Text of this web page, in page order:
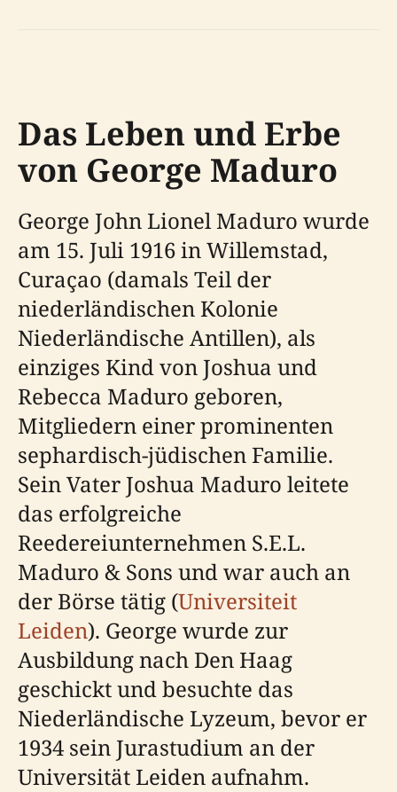
Das Leben und Erbe
von George Maduro
George John Lionel Maduro wurde
am 15. Juli 1916 in Willemstad,
Curaçao (damals Teil der
niederländischen Kolonie
Niederländische Antillen), als
einziges Kind von Joshua und
Rebecca Maduro geboren,
Mitgliedern einer prominenten
sephardisch-jüdischen Familie.
Sein Vater Joshua Maduro leitete
das erfolgreiche
Reedereiunternehmen S.E.L.
Maduro & Sons und war auch an
der Börse tätig (Universiteit
Leiden). George wurde zur
Ausbildung nach Den Haag
geschickt und besuchte das
Niederländische Lyzeum, bevor er
1934 sein Jurastudium an der
Universität Leiden aufnahm.